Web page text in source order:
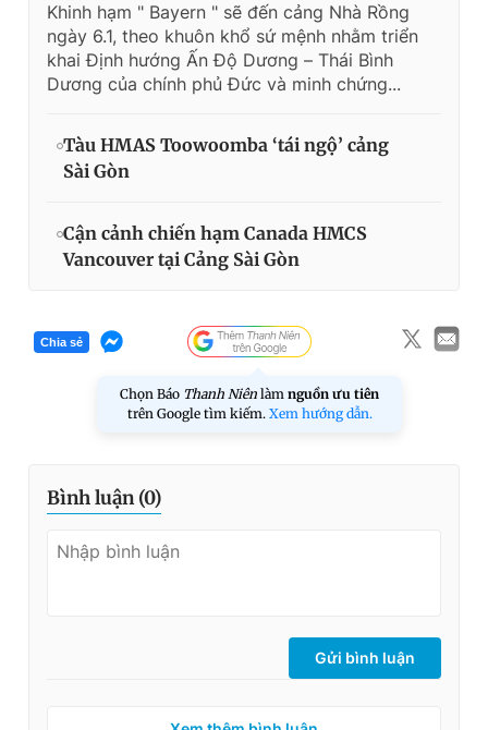
Khinh hạm " Bayern " sẽ đến cảng Nhà Rồng
ngày 6.1, theo khuôn khổ sứ mệnh nhằm triển
khai Định hướng Ấn Độ Dương – Thái Bình
Dương của chính phủ Đức và minh chứng...
Tàu HMAS Toowoomba ‘tái ngộ’ cảng
Sài Gòn
Cận cảnh chiến hạm Canada HMCS
Vancouver tại Cảng Sài Gòn
Chia sẻ
Chọn Báo Thanh Niên làm nguồn ưu tiên
trên Google tìm kiếm. Xem hướng dẫn.
Bình luận (0)
Gửi bình luận